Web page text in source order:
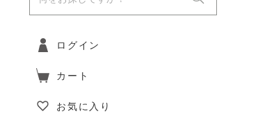
ログイン
カート
お気に入り